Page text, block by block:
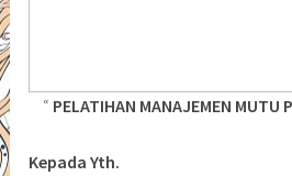
“ PELATIHAN MANAJEMEN MUTU
Kepada Yth.